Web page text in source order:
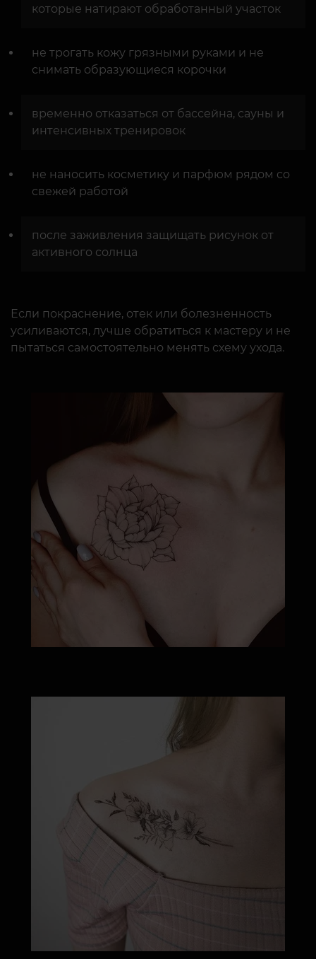
которые натирают обработанный участок
не трогать кожу грязными руками и не
снимать образующиеся корочки
временно отказаться от бассейна, сауны и
интенсивных тренировок
не наносить косметику и парфюм рядом со
свежей работой
после заживления защищать рисунок от
активного солнца
Если покраснение, отек или болезненность
усиливаются, лучше обратиться к мастеру и не
пытаться самостоятельно менять схему ухода.